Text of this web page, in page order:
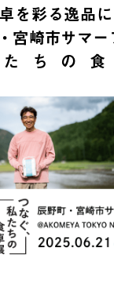
を彩る逸品
宮崎市サマ
ちの